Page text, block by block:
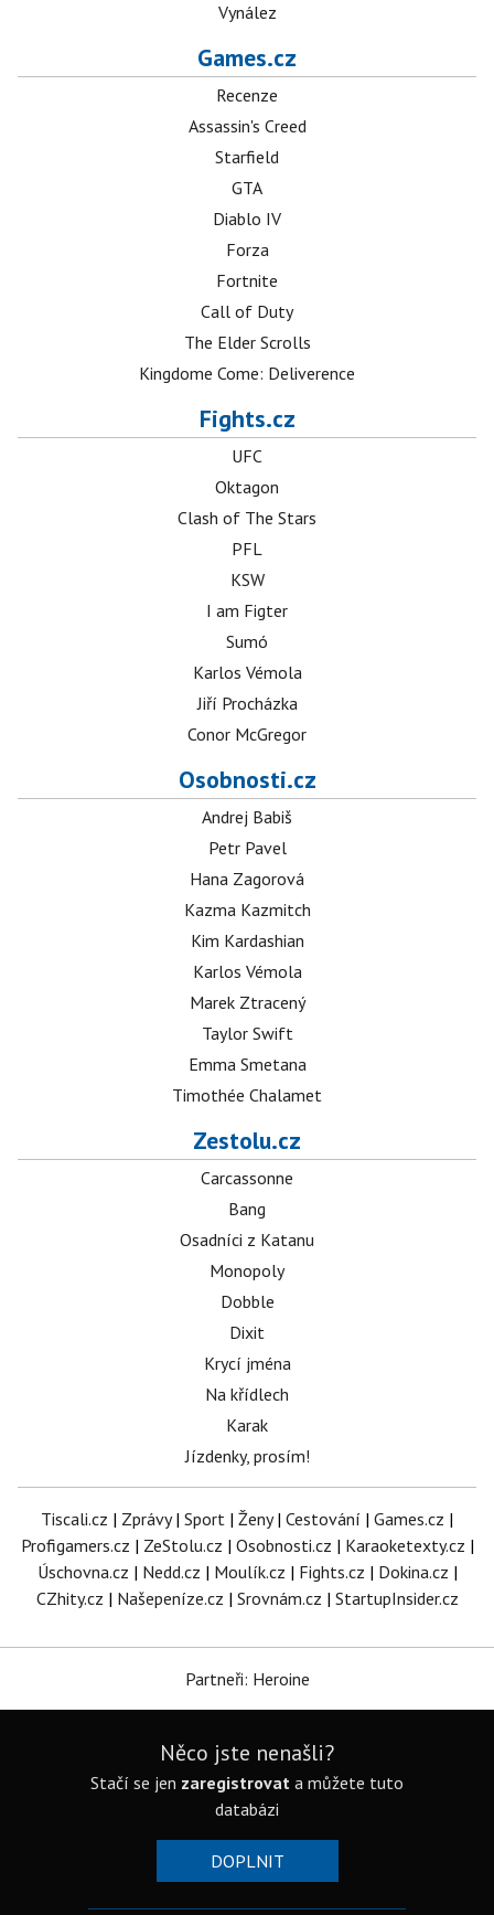
Vynález
Games.cz
Recenze
Assassin's Creed
Starfield
GTA
Diablo IV
Forza
Fortnite
Call of Duty
The Elder Scrolls
Kingdome Come: Deliverence
Fights.cz
UFC
Oktagon
Clash of The Stars
PFL
KSW
I am Figter
Sumó
Karlos Vémola
Jiří Procházka
Conor McGregor
Osobnosti.cz
Andrej Babiš
Petr Pavel
Hana Zagorová
Kazma Kazmitch
Kim Kardashian
Karlos Vémola
Marek Ztracený
Taylor Swift
Emma Smetana
Timothée Chalamet
Zestolu.cz
Carcassonne
Bang
Osadníci z Katanu
Monopoly
Dobble
Dixit
Krycí jména
Na křídlech
Karak
Jízdenky, prosím!
Tiscali.cz | Zprávy| Sport | Ženy| Cestování | Games.cz |
Profigamers.cz | ZeStolu.cz | Osobnosti.cz | Karaoketexty.cz |
Úschovna.cz | Nedd.cz | Moulík.cz | Fights.cz | Dokina.cz |
CZhity.cz | Našepeníze.cz | Srovnám.cz | StartupInsider.cz
Partneři: Heroine
Něco jste nenašli?
Stačí se jen zaregistrovat a můžete tuto
databázi
DOPLNIT